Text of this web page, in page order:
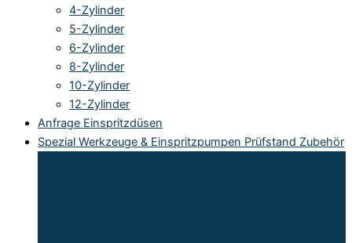
4-Zylinder
5-Zylinder
6-Zylinder
8-Zylinder
10-Zylinder
12-Zylinder
Anfrage Einspritzdüsen
Spezial Werkzeuge & Einspritzpumpen Prüfstand Zubehör